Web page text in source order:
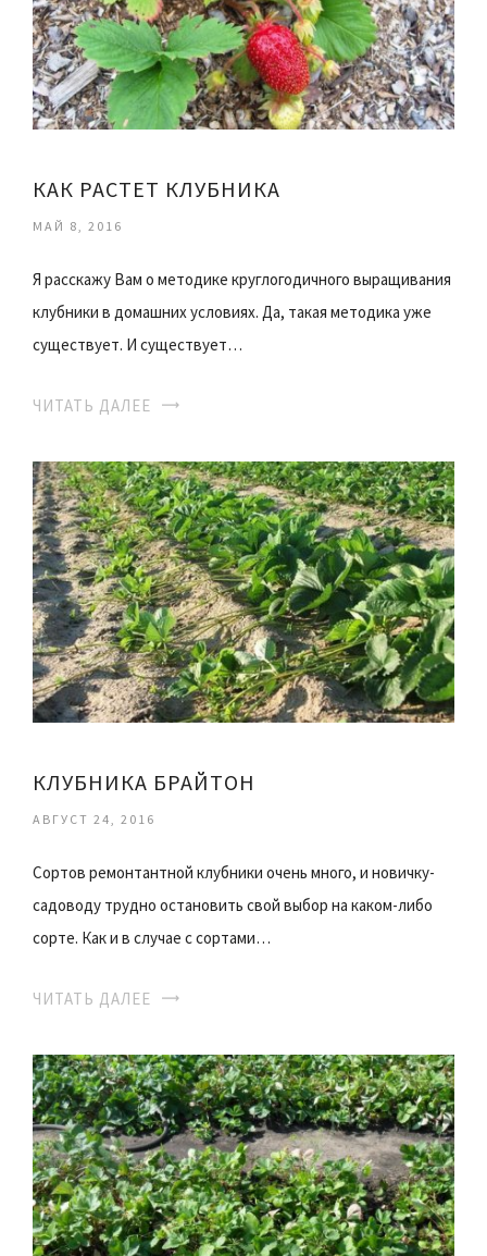
КАК РАСТЕТ КЛУБНИКА
МАЙ 8, 2016
Я расскажу Вам о методике круглогодичного выращивания
клубники в домашних условиях. Да, такая методика уже
существует. И существует…
ЧИТАТЬ ДАЛЕЕ
КЛУБНИКА БРАЙТОН
АВГУСТ 24, 2016
Сортов ремонтантной клубники очень много, и новичку-
садоводу трудно остановить свой выбор на каком-либо
сорте. Как и в случае с сортами…
ЧИТАТЬ ДАЛЕЕ